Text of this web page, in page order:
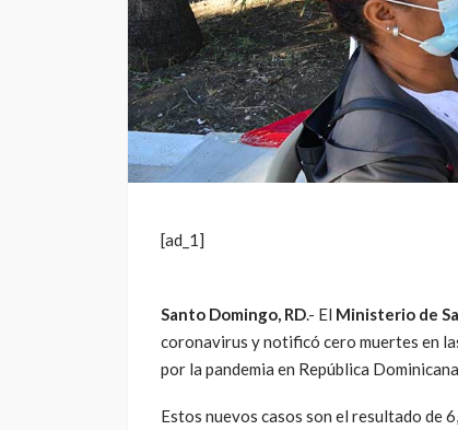
[ad_1]
Santo Domingo, RD.- El Ministerio de
coronavirus y notificó cero muertes en
por la pandemia en República
Estos nuevos casos son el resultado de